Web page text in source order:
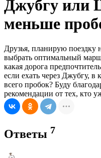
Джубгу или
меньше
Друзья, планирую поездку
выбрать оптимальный
какая дорога
если ехать через Джубгу, в
всего пробок? Буду
рекомендации от тех, кто
Ответы 7